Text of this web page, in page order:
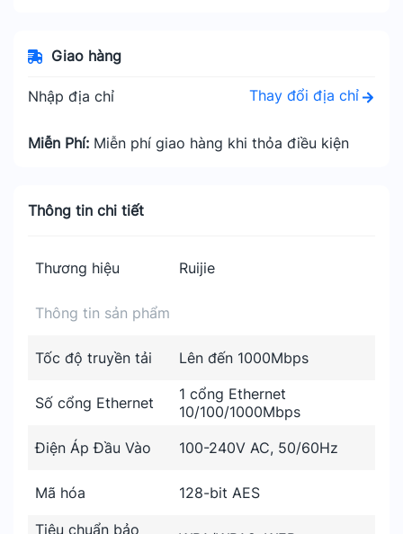
Giao hàng
Nhập địa chỉ Thay đổi địa chỉ
Miễn Phí: Miễn phí giao hàng khi thỏa điều kiện
Thông tin chi tiết
Thương hiệu Ruijie
Thông tin sản phẩm
Tốc độ truyền tải Lên đến 1000Mbps
Số cổng Ethernet
1 cổng Ethernet
10/100/1000Mbps
Điện Áp Đầu Vào
100-240V AC, 50/60Hz
Mã hóa 128-bit AES
Tiêu chuẩn bảo